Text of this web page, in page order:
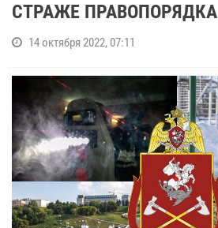
СТРАЖЕ ПРАВОПОРЯДКА
14 октября 2022, 07:11